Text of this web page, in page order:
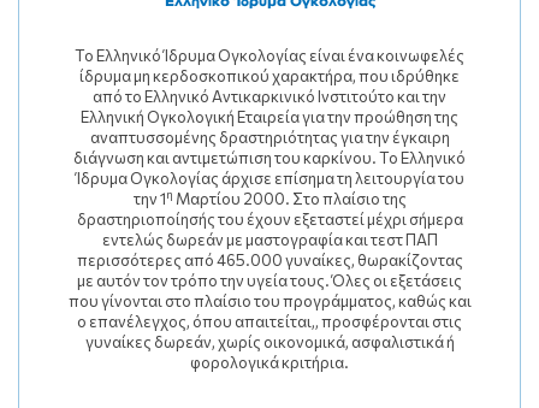
Το Ελληνικό Ίδρυμα Ογκολογίας είναι ένα κοινωφελές
ίδρυμα μη κερδοσκοπικού χαρακτήρα, που ιδρύθηκε
από το Ελληνικό Αντικαρκινικό Ινστιτούτο και την
Ελληνική Ογκολογική Εταιρεία για την προώθηση της
αναπτυσσομένης δραστηριότητας για την έγκαιρη
διάγνωση και αντιμετώπιση του καρκίνου. Το Ελληνικό
Ίδρυμα Ογκολογίας άρχισε επίσημα τη λειτουργία του
την 1η Μαρτίου 2000. Στο πλαίσιο της
δραστηριοποίησής του έχουν εξεταστεί μέχρι σήμερα
εντελώς δωρεάν με μαστογραφία και τεστ ΠΑΠ
περισσότερες από 465.000 γυναίκες, θωρακίζοντας
με αυτόν τον τρόπο την υγεία τους. Όλες οι εξετάσεις
που γίνονται στο πλαίσιο του προγράμματος, καθώς και
ο επανέλεγχος, όπου απαιτείται,, προσφέρονται στις
γυναίκες δωρεάν, χωρίς οικονομικά, ασφαλιστικά ή
φορολογικά κριτήρια.